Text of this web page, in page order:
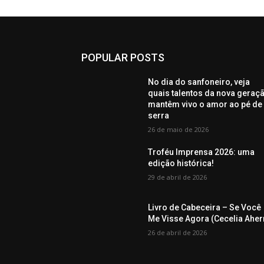
POPULAR POSTS
No dia do sanfoneiro, veja
quais talentos da nova
mantêm vivo o amor ao pé de
serra
26 de maio de 2026
Troféu Imprensa 2026: uma
edição histórica!
29 de abril de 2026
Livro de Cabeceira – Se Você
Me Visse Agora (Cecelia
26 de abril de 2026